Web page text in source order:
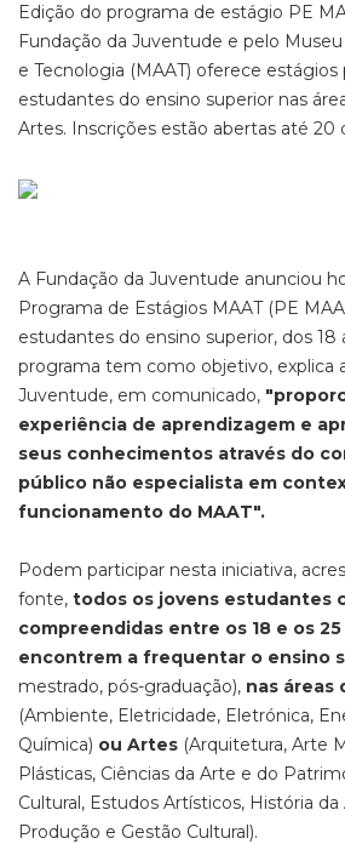
Edição do programa de estágio PE
Fundação da Juventude e pelo
e Tecnologia (MAAT) oferece estágios
estudantes do ensino superior nas
Artes. Inscrições estão abertas até 20
A Fundação da Juventude anunciou
Programa de Estágios MAAT (PE
estudantes do ensino superior, dos 18
programa tem como objetivo, explica
Juventude, em comunicado,
experiência de aprendizagem e
seus conhecimentos através do
público não especialista em
funcionamento do MAAT".
Podem participar nesta iniciativa,
fonte, todos os jovens estudantes
compreendidas entre os 18 e os
encontrem a frequentar o ensino
mestrado, pós-graduação), nas áreas
(Ambiente, Eletricidade, Eletrónica,
Química) ou Artes (Arquitetura, Arte
Plásticas, Ciências da Arte e do
Cultural, Estudos Artísticos, História
Produção e Gestão Cultural).